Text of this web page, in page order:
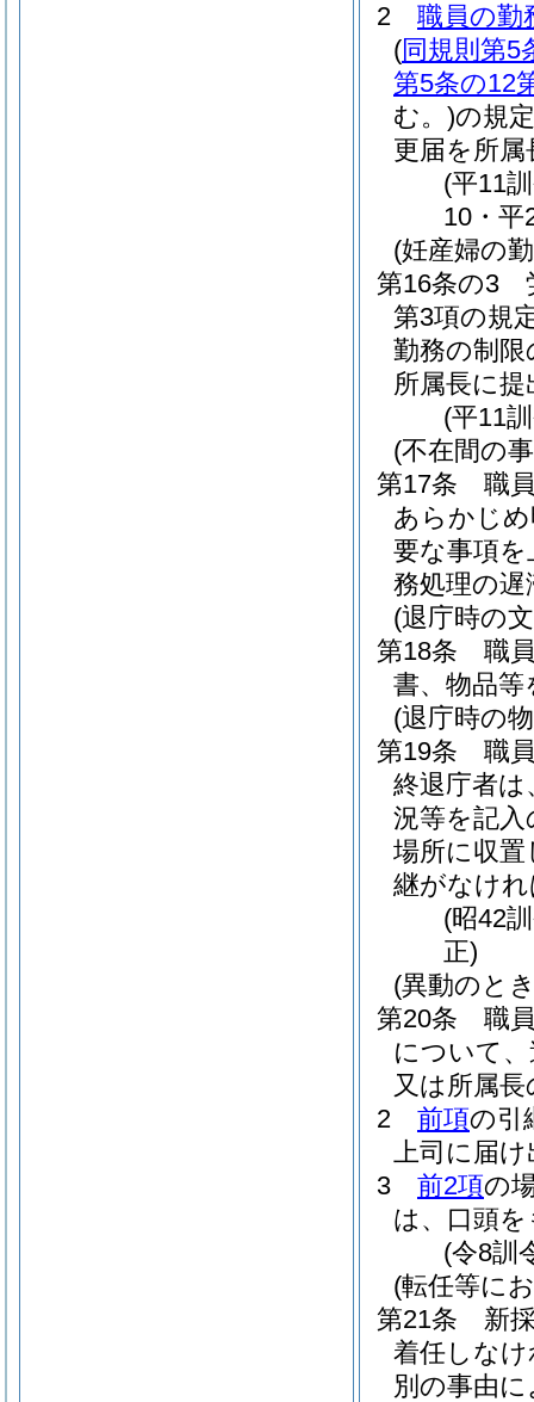
2
職員の勤
(同規則第5
第5条の12
む。)の規
更届を所
(平11
10・平
(妊産婦の
第16条の3
第3項の規
勤務の制
所属長に
(平11
(不在間の
第17条
職
あらかじ
要な事項
務処理の
(退庁時の
第18条
職
書、物品
(退庁時の
第19条
職
終退庁者
況等を記
場所に収
継がなけ
(昭42
正)
(異動のと
第20条
職
について
又は所属
2
前項の引
上司に届
3
前2項の
は、口頭
(令8訓
(転任等に
第21条
新
着任しな
別の事由